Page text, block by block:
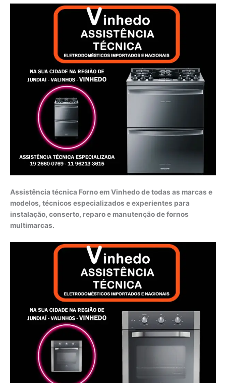
Assistência técnica Forno em Vinhedo de todas as marcas e
modelos, técnicos especializados e experientes para
instalação, conserto, reparo e manutenção de fornos
multimarcas.